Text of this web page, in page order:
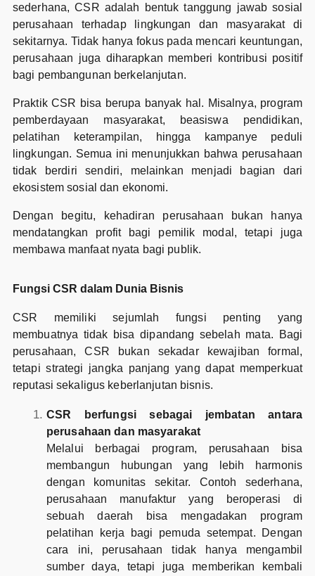
sederhana, CSR adalah bentuk tanggung jawab sosial
perusahaan terhadap lingkungan dan masyarakat di
sekitarnya. Tidak hanya fokus pada mencari keuntungan,
perusahaan juga diharapkan memberi kontribusi positif
bagi pembangunan berkelanjutan.
Praktik CSR bisa berupa banyak hal. Misalnya, program
pemberdayaan masyarakat, beasiswa pendidikan,
pelatihan keterampilan, hingga kampanye peduli
lingkungan. Semua ini menunjukkan bahwa perusahaan
tidak berdiri sendiri, melainkan menjadi bagian dari
ekosistem sosial dan ekonomi.
Dengan begitu, kehadiran perusahaan bukan hanya
mendatangkan profit bagi pemilik modal, tetapi juga
membawa manfaat nyata bagi publik.
Fungsi CSR dalam Dunia Bisnis
CSR memiliki sejumlah fungsi penting yang
membuatnya tidak bisa dipandang sebelah mata. Bagi
perusahaan, CSR bukan sekadar kewajiban formal,
tetapi strategi jangka panjang yang dapat memperkuat
reputasi sekaligus keberlanjutan bisnis.
CSR berfungsi sebagai jembatan antara
perusahaan dan masyarakat
Melalui berbagai program, perusahaan bisa
membangun hubungan yang lebih harmonis
dengan komunitas sekitar. Contoh sederhana,
perusahaan manufaktur yang beroperasi di
sebuah daerah bisa mengadakan program
pelatihan kerja bagi pemuda setempat. Dengan
cara ini, perusahaan tidak hanya mengambil
sumber daya, tetapi juga memberikan kembali